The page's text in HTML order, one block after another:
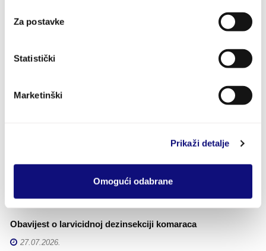
Za postavke
Statistički
Marketinški
Prikaži detalje
Omogući odabrane
Pauza: 15:00-15:30
Obavijest o larvicidnoj dezinsekciji komaraca
07.08.2026.
Obavijest o larvicidnoj dezinsekciji komaraca
27.07.2026.